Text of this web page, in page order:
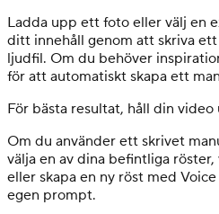
Ladda upp ett foto eller välj en
ditt innehåll genom att skriva
ljudfil. Om du behöver
för att automatiskt skapa ett
För bästa resultat, håll din video
Om du använder ett skrivet
välja en av dina befintliga
eller skapa en ny röst med
egen prompt.